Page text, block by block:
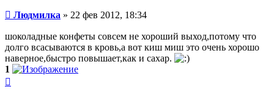
Сообщение
Людмилка » 22 фев 2012, 18:34
шоколадные конфеты совсем не хороший выход,потому что
долго всасываются в кровь,а вот киш миш это очень хорошо
наверное,быстро повышает,как и сахар.
1